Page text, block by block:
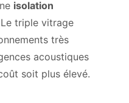
isolation
triple vitrage
très
acoustiques
soit plus élevé.